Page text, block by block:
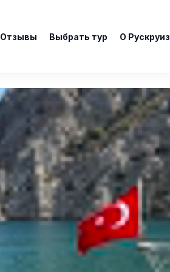
Отзывы Выбрать тур О Рускруиз